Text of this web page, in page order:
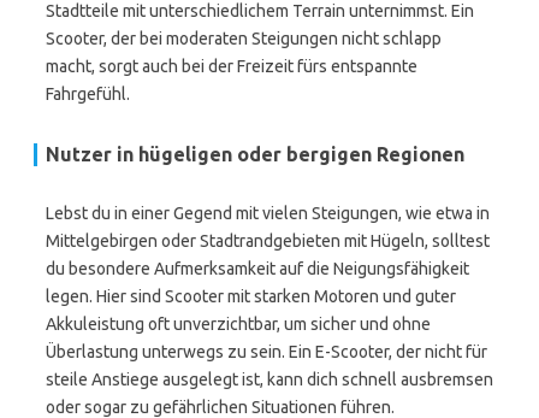
Stadtteile mit unterschiedlichem Terrain unternimmst. Ein
Scooter, der bei moderaten Steigungen nicht schlapp
macht, sorgt auch bei der Freizeit fürs entspannte
Fahrgefühl.
Nutzer in hügeligen oder bergigen Regionen
Lebst du in einer Gegend mit vielen Steigungen, wie etwa in
Mittelgebirgen oder Stadtrandgebieten mit Hügeln, solltest
du besondere Aufmerksamkeit auf die Neigungsfähigkeit
legen. Hier sind Scooter mit starken Motoren und guter
Akkuleistung oft unverzichtbar, um sicher und ohne
Überlastung unterwegs zu sein. Ein E-Scooter, der nicht für
steile Anstiege ausgelegt ist, kann dich schnell ausbremsen
oder sogar zu gefährlichen Situationen führen.